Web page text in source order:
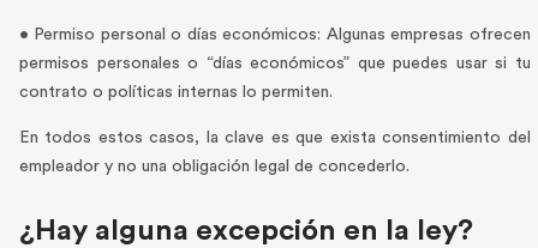
• Permiso personal o días económicos: Algunas empresas ofrecen
permisos personales o “días económicos” que puedes usar si tu
contrato o políticas internas lo permiten.
En todos estos casos, la clave es que exista consentimiento del
empleador y no una obligación legal de concederlo.
¿Hay alguna excepción en la ley?